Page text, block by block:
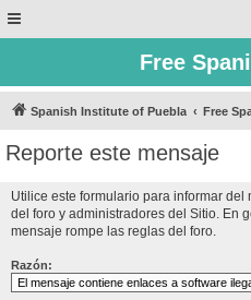
Free
Spanish Institute of Puebla Free
Reporte este mensaje
Utilice este formulario para informar
del foro y administradores del Sitio. En
mensaje rompe las reglas del foro.
Razón: